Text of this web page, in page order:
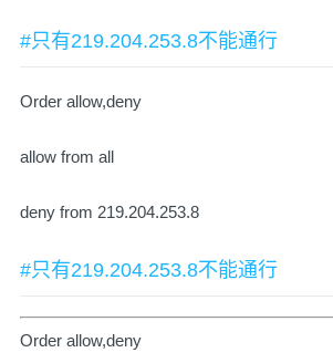
#只有219.204.253.8不能通行
Order allow,deny
allow from all
deny from 219.204.253.8
#只有219.204.253.8不能通行
Order allow,deny